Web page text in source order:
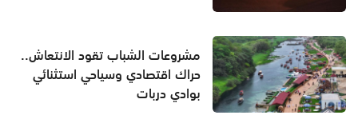
مشروعات الشباب تقود الانتعاش..
حراك اقتصادي وسياحي استثنائي
بوادي دربات